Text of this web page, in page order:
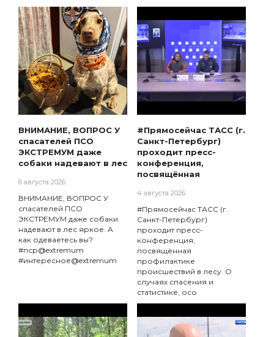
ВНИМАНИЕ, ВОПРОС У
спасателей ПСО
ЭКСТРЕМУМ даже
собаки надевают в лес
6 августа 2026
ВНИМАНИЕ, ВОПРОС У
спасателей ПСО
ЭКСТРЕМУМ даже собаки
надевают в лес яркое. А
как одеваетесь вы?
#пср@extremum
#интересное@extremum
#Прямосейчас ТАСС (г.
Санкт-Петербург)
проходит пресс-
конференция,
посвящённая
4 августа 2026
#Прямосейчас ТАСС (г.
Санкт-Петербург)
проходит пресс-
конференция,
посвящённая
профилактике
происшествий в лесу. О
случаях спасения и
статистике, осо